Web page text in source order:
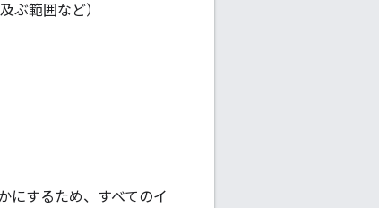
ぶ範囲など）
にするため、すべてのイ